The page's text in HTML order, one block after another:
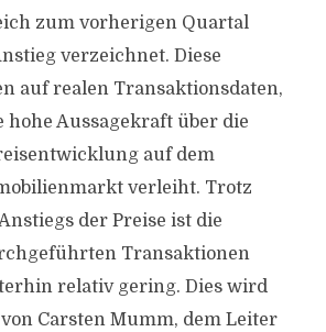
zum vorherigen Quartal
verzeichnet. Diese
auf realen Transaktionsdaten,
hohe Aussagekraft über die
auf dem
verleiht. Trotz
der Preise ist die
Transaktionen
relativ gering. Dies wird
Carsten Mumm, dem Leiter